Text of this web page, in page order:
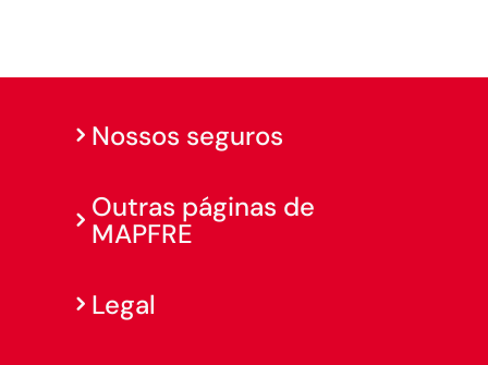
Nossos seguros
Outras páginas de
MAPFRE
Legal